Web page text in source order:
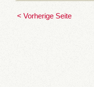
< Vorherige Seite